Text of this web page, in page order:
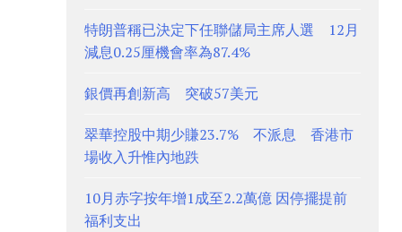
特朗普稱已決定下任聯儲局主席人選 12月
減息0.25厘機會率為87.4%
銀價再創新高 突破57美元
翠華控股中期少賺23.7% 不派息 香港市
場收入升惟內地跌
10月赤字按年增1成至2.2萬億 因停擺提前
福利支出